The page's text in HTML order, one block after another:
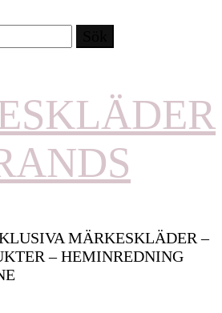
MÄRKESKLÄDER –
– HEMINREDNING